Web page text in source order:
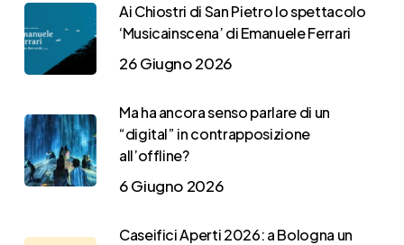
Ai Chiostri di San Pietro lo spettacolo
‘Musicainscena’ di Emanuele Ferrari
26 Giugno 2026
Ma ha ancora senso parlare di un
“digital” in contrapposizione
all’offline?
6 Giugno 2026
Caseifici Aperti 2026: a Bologna un